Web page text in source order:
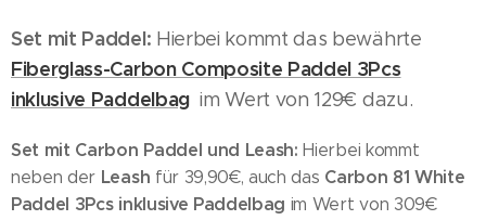
Set mit Paddel: Hierbei kommt das bewährte
Fiberglass-Carbon Composite Paddel 3Pcs
inklusive Paddelbagim Wert von 129€ dazu.
Set mit Carbon Paddel und Leash:Hierbei kommt
neben der Leash für 39,90€, auch das Carbon 81 White
Paddel 3Pcs inklusive Paddelbag im Wert von 309€